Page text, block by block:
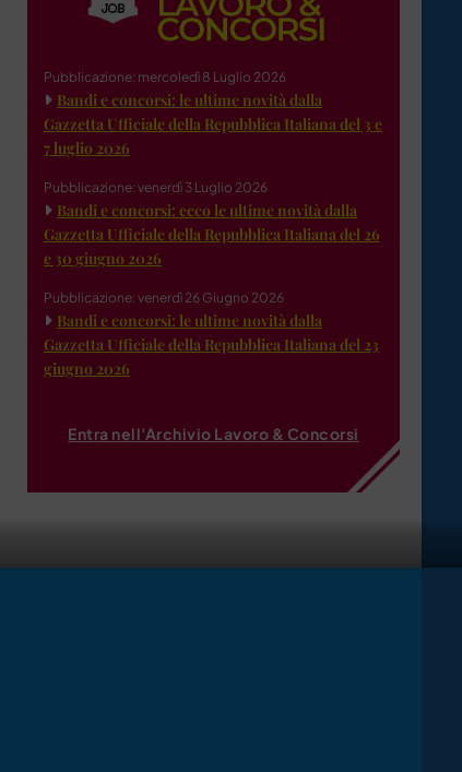
Pubblicazione: mercoledì 8 Luglio 2026
Bandi e concorsi: le ultime novità dalla
Gazzetta Ufficiale della Repubblica Italiana del 3 e
7 luglio 2026
Pubblicazione: venerdì 3 Luglio 2026
Bandi e concorsi: ecco le ultime novità dalla
Gazzetta Ufficiale della Repubblica Italiana del 26
e 30 giugno 2026
Pubblicazione: venerdì 26 Giugno 2026
Bandi e concorsi: le ultime novità dalla
Gazzetta Ufficiale della Repubblica Italiana del 23
giugno 2026
Entra nell'Archivio Lavoro & Concorsi